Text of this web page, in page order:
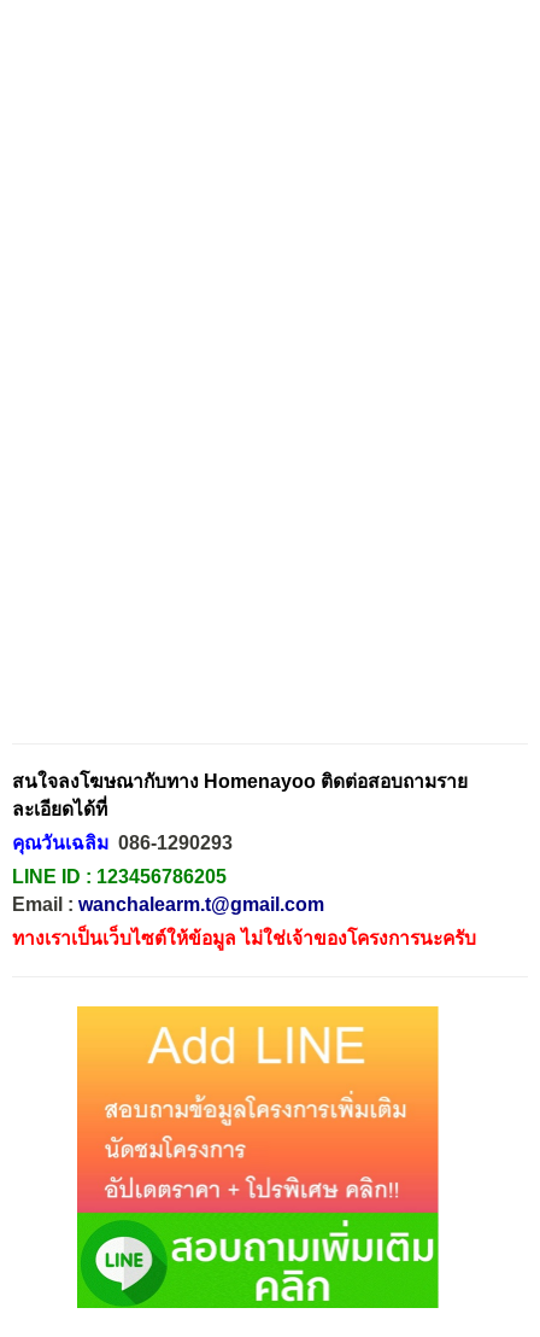
สนใจลงโฆษณากับทาง Homenayoo ติดต่อสอบถามราย
ละเอียดได้ที่
คุณวันเฉลิม 086-1290293
LINE ID : 123456786205
Email : wanchalearm.t@gmail.com
ทางเราเป็นเว็บไซต์ให้ข้อมูล ไม่ใช่เจ้าของโครงการนะครับ